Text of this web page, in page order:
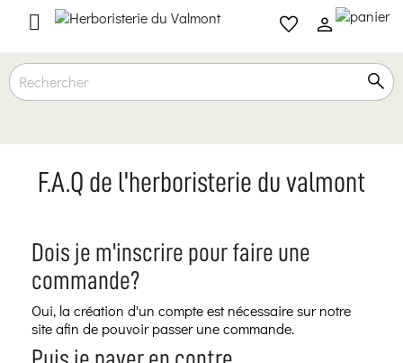

F.A.Q de l'herboristerie du valmont
Dois je m'inscrire pour faire une
commande?
Oui, la création d'un compte est nécessaire sur notre
site afin de pouvoir passer une commande.